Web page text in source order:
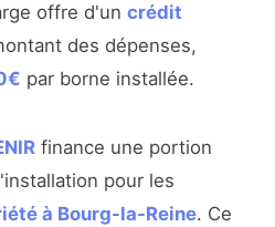
offre d'un crédit
des dépenses,
par borne installée.
finance une portion
pour les
à Bourg-la-Reine. Ce